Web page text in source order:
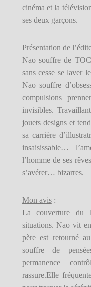
cinéma et la
ses deux garçons.
Présentation de
Nao souffre de
sans cesse se laver
Nao souffre
compulsions
invisibles.
jouets designs et
sa carrière
insaisissable…
l’homme de ses
s’avérer… bizarres.
Mon avis:
La couverture du
situations. Nao vit
père est retourné
souffre de
permanence
rassure.Elle